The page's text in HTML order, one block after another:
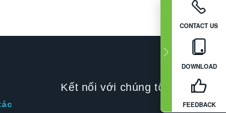
CONTACT US
DOWNLOAD
FEEDBACK
Kết nối với chúng tôi